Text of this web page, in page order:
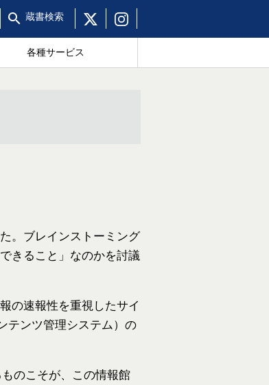
蔵書検索
各種サービス
。ブレインストーミング
きること」なのかを討議
の速報性を重視したサイ
テンツ管理システム）の
のこそが、この情報館